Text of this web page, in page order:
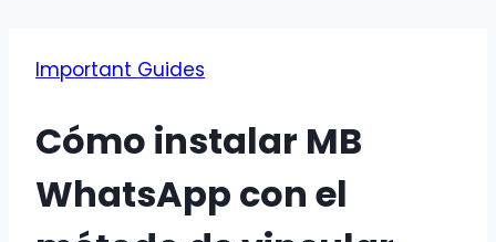
Important Guides
Cómo instalar MB
WhatsApp con el